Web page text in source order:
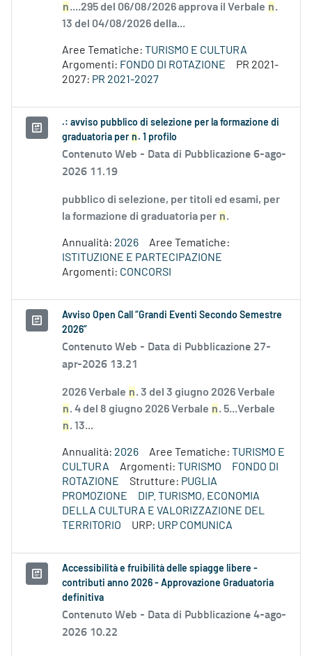
n....295 del 06/08/2026 approva il Verbale n.
13 del 04/08/2026 della...
Aree Tematiche: TURISMO E CULTURA
Argomenti: FONDO DI ROTAZIONE
PR 2021-
2027: PR 2021-2027
.: avviso pubblico di selezione per la formazione di
graduatoria per n . 1 profilo
Contenuto Web - Data di Pubblicazione 6-ago-
2026 11.19
pubblico di selezione, per titoli ed esami, per
la formazione di graduatoria per n.
Annualità: 2026
Aree Tematiche:
ISTITUZIONE E PARTECIPAZIONE
Argomenti: CONCORSI
Avviso Open Call “Grandi Eventi Secondo Semestre
2026”
Contenuto Web - Data di Pubblicazione 27-
apr-2026 13.21
2026 Verbale n. 3 del 3 giugno 2026 Verbale
n. 4 del 8 giugno 2026 Verbale n. 5...Verbale
n. 13...
Annualità: 2026 Aree Tematiche: TURISMO E
CULTURA
Argomenti: TURISMO
FONDO DI
ROTAZIONE
Strutture: PUGLIA
PROMOZIONE
DIP. TURISMO, ECONOMIA
DELLA CULTURA E VALORIZZAZIONE DEL
TERRITORIO
URP: URP COMUNICA
Accessibilità e fruibilità delle spiagge libere -
contributi anno 2026 - Approvazione Graduatoria
definitiva
Contenuto Web - Data di Pubblicazione 4-ago-
2026 10.22